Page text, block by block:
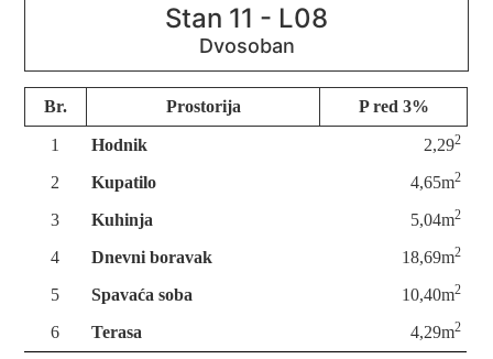
Stan 11 - L08
Br. Prostorija P red 3%
1 Hodnik 2,292
2 Kupatilo 4,65m2
3 Kuhinja 5,04m2
4 Dnevni boravak 18,69m2
5 Spavaća soba 10,40m2
6 Terasa 4,29m2